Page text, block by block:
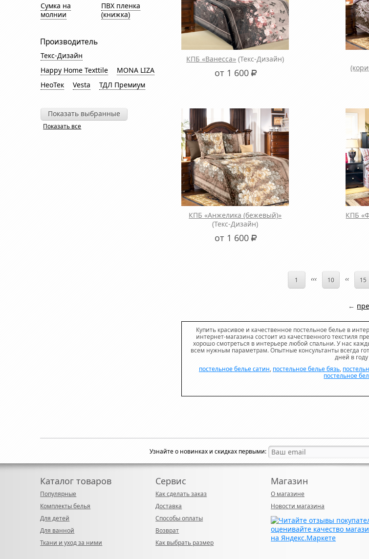
Сумка на
молнии
ПВХ пленка
(книжка)
Производитель
Текс-Дизайн
Happy Home Texttile
MONA LIZA
НеоТек
Vesta ТДЛ Премиум
Показать все
КПБ «Ванесса» (Текс-Дизайн)
от 1 600 Р
КПБ «Анжелика (бежевый)»
(Текс-Дизайн)
от 1 600 Р
КПБ
1 ‹‹‹ 10 ‹‹ 15
←
Купить красивое и качественное постельное белье в
интернет-магазина состоит из качественного текстиля
хорошо смотреться в интерьере любой спальни. У нас
всем нужным параметрам. Опытные консультанты всегда
дней в
постельное белье сатин, постельное белье бязь,
постельное
Узнайте о новинках и скидках первыми:
Каталог товаров
Популярные
Комплекты белья
Для детей
Для ванной
Ткани и уход за ними
Сервис
Как сделать заказ
Доставка
Способы оплаты
Возврат
Как выбрать размер
Магазин
О магазине
Новости магазина